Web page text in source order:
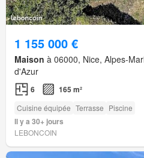
1 155 000 €
Maison à 06000, Nice, Alpes-
d'Azur
6 165 m²
Cuisine équipée Terrasse Piscine
Il y a 30+ jours
LEBONCOIN